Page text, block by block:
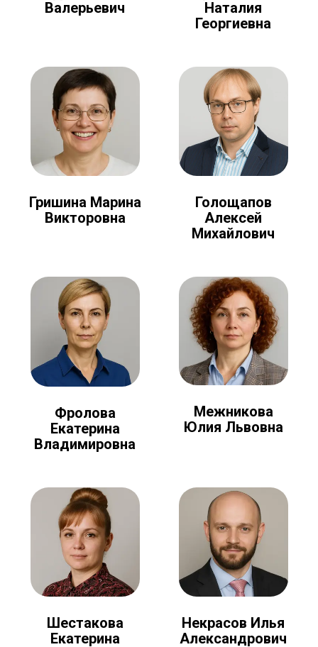
Валерьевич
Наталия
Георгиевна
Гришина Марина
Викторовна
Голощапов
Алексей
Михайлович
Фролова
Екатерина
Владимировна
Межникова
Юлия Львовна
Шестакова
Екатерина
Некрасов Илья
Александрович